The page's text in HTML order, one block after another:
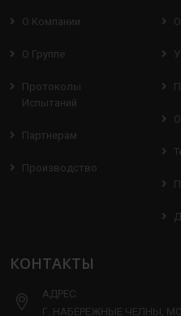
О Компании
О Группе
Протоколы
Испытаний
Партнерам
Производство
КОНТАКТЫ
АДРЕС:
Г. НАБЕРЕЖНЫЕ ЧЕЛНЫ,